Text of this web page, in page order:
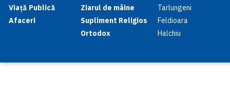
Viață Publică
Afaceri
Ziarul de mâine
Supliment Religios
Ortodox
Tarlungeni
Feldioara
Halchiu